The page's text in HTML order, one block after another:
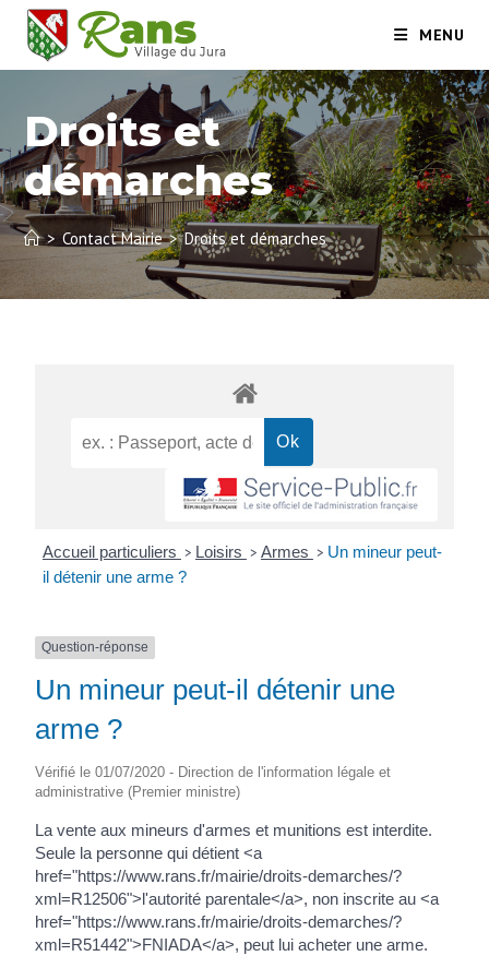
MENU
Droits et
démarches
> Contact Mairie > Droits et démarches
Accueil particuliers > Loisirs > Armes > Un mineur peut-
il détenir une arme ?
Question-réponse
Un mineur peut-il détenir une
arme ?
Vérifié le 01/07/2020 - Direction de l'information légale et
administrative (Premier ministre)
La vente aux mineurs d'armes et munitions est interdite.
Seule la personne qui détient <a
href="https://www.rans.fr/mairie/droits-demarches/?
xml=R12506">l'autorité parentale</a>, non inscrite au <a
href="https://www.rans.fr/mairie/droits-demarches/?
xml=R51442">FNIADA</a>, peut lui acheter une arme.